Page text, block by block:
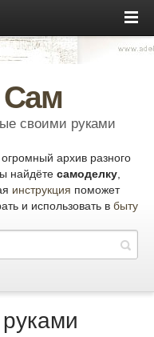
своими руками
архив разного
найдёте самоделку
инструкция поможет
и использовать в быту